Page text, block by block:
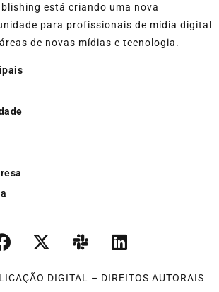
está criando uma nova
para profissionais de mídia digital
de novas mídias e tecnologia.
DIGITAL – DIREITOS AUTORAIS